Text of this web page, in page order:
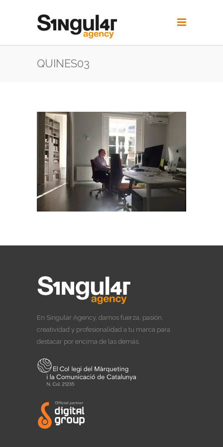
QUINES03
En Singular Agency, damos fuerza, pasión,
creatividad y profesionalidad a tu marca para
destacar por encima de las demás.